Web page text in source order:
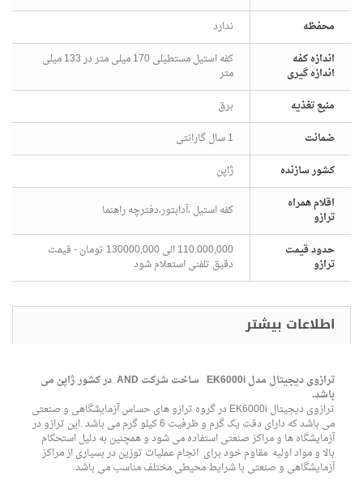
محفظه
ندارد
اندازه کفه
اندازه گیری
کفه استیل مستطیلی 170 میلی متر در 133 میلی
متر
منبع تغذیه
برق
ضمانت
1 سال گارانتی
کشور سازنده
ژاپن
اقلام همراه
ترازو
کفه استیل ،آدابتور،دفترچه راهنما
حدود قیمت
ترازو
110.000,000 الی 130000,000 تومان - قیمت
دقیق تلفنی استعلام شود
ترازوی دیجیتال مدل EK6000i ساخت شرکت AND در کشور ژاپن می
باشد.
ترازوی دیجیتال EK6000i در گروه ترازو های حساس آزمایشگاهی و صنعتی
می باشد که دارای دقت یک گرم و ظرفیت 6 کیلو گرم می باشد .این ترازو در
آزمایشگاه ها و مراکز صنعتی استفاده می شود و همچنین به دلیل استحکام
بالا و مواد اولیه مقاوم خود برای انجام عملیات توزین در بسیاری از مراکز
آزمایشگاهی و صنعتی با شرایط محیطی مختلف مناسب می باشد.